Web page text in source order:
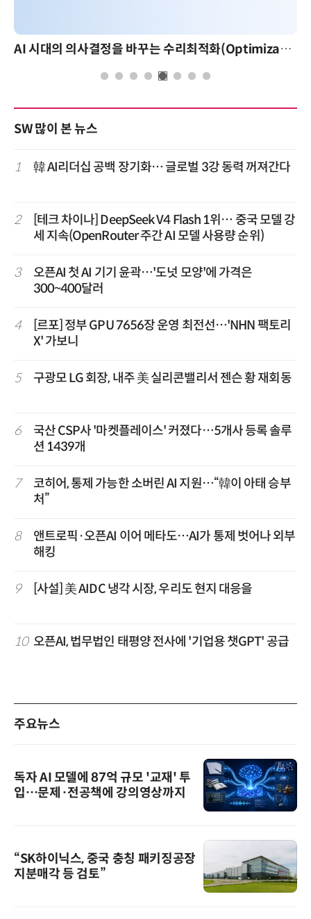
AI 시대의 의사결정을 바꾸는 수리최적화(Optimization): 실제 산업 적용 사례와 활용 전략
SW 많이 본 뉴스
1 韓 AI리더십 공백 장기화… 글로벌 3강 동력 꺼져간다
2
[테크 차이나] DeepSeek V4 Flash 1위… 중국 모델 강
세 지속(OpenRouter 주간 AI 모델 사용량 순위)
3
오픈AI 첫 AI 기기 윤곽…'도넛 모양'에 가격은
300~400달러
4
[르포] 정부 GPU 7656장 운영 최전선…'NHN 팩토리
X' 가보니
5 구광모 LG 회장, 내주 美 실리콘밸리서 젠슨 황 재회동
6
국산 CSP사 '마켓플레이스' 커졌다…5개사 등록 솔루
션 1439개
7
코히어, 통제 가능한 소버린 AI 지원…“韓이 아태 승부
처”
8
앤트로픽·오픈AI 이어 메타도…AI가 통제 벗어나 외부
해킹
9 [사설] 美 AIDC 냉각 시장, 우리도 현지 대응을
10 오픈AI, 법무법인 태평양 전사에 '기업용 챗GPT' 공급
주요뉴스
독자 AI 모델에 87억 규모 '교재' 투
입…문제·전공책에 강의영상까지
“SK하이닉스, 중국 충칭 패키징공장
지분매각 등 검토”